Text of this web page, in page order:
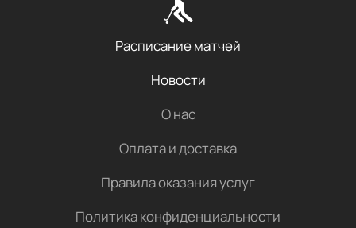
Расписание матчей
Новости
О нас
Оплата и доставка
Правила оказания услуг
Политика конфиденциальности